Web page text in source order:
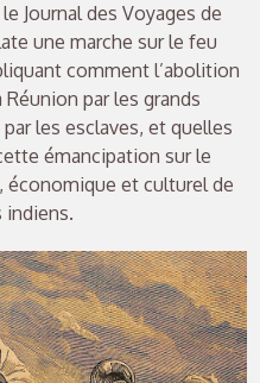
Journal des Voyages de
une marche sur le feu
comment l’abolition
Réunion par les grands
les esclaves, et quelles
émancipation sur le
économique et culturel de
indiens.